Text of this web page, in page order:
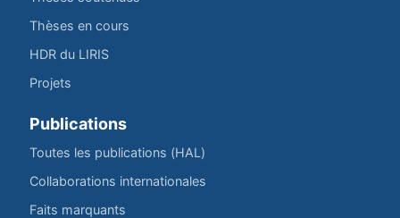
Thèses en cours
HDR du LIRIS
Projets
Publications
Toutes les publications (HAL)
Collaborations internationales
Faits marquants